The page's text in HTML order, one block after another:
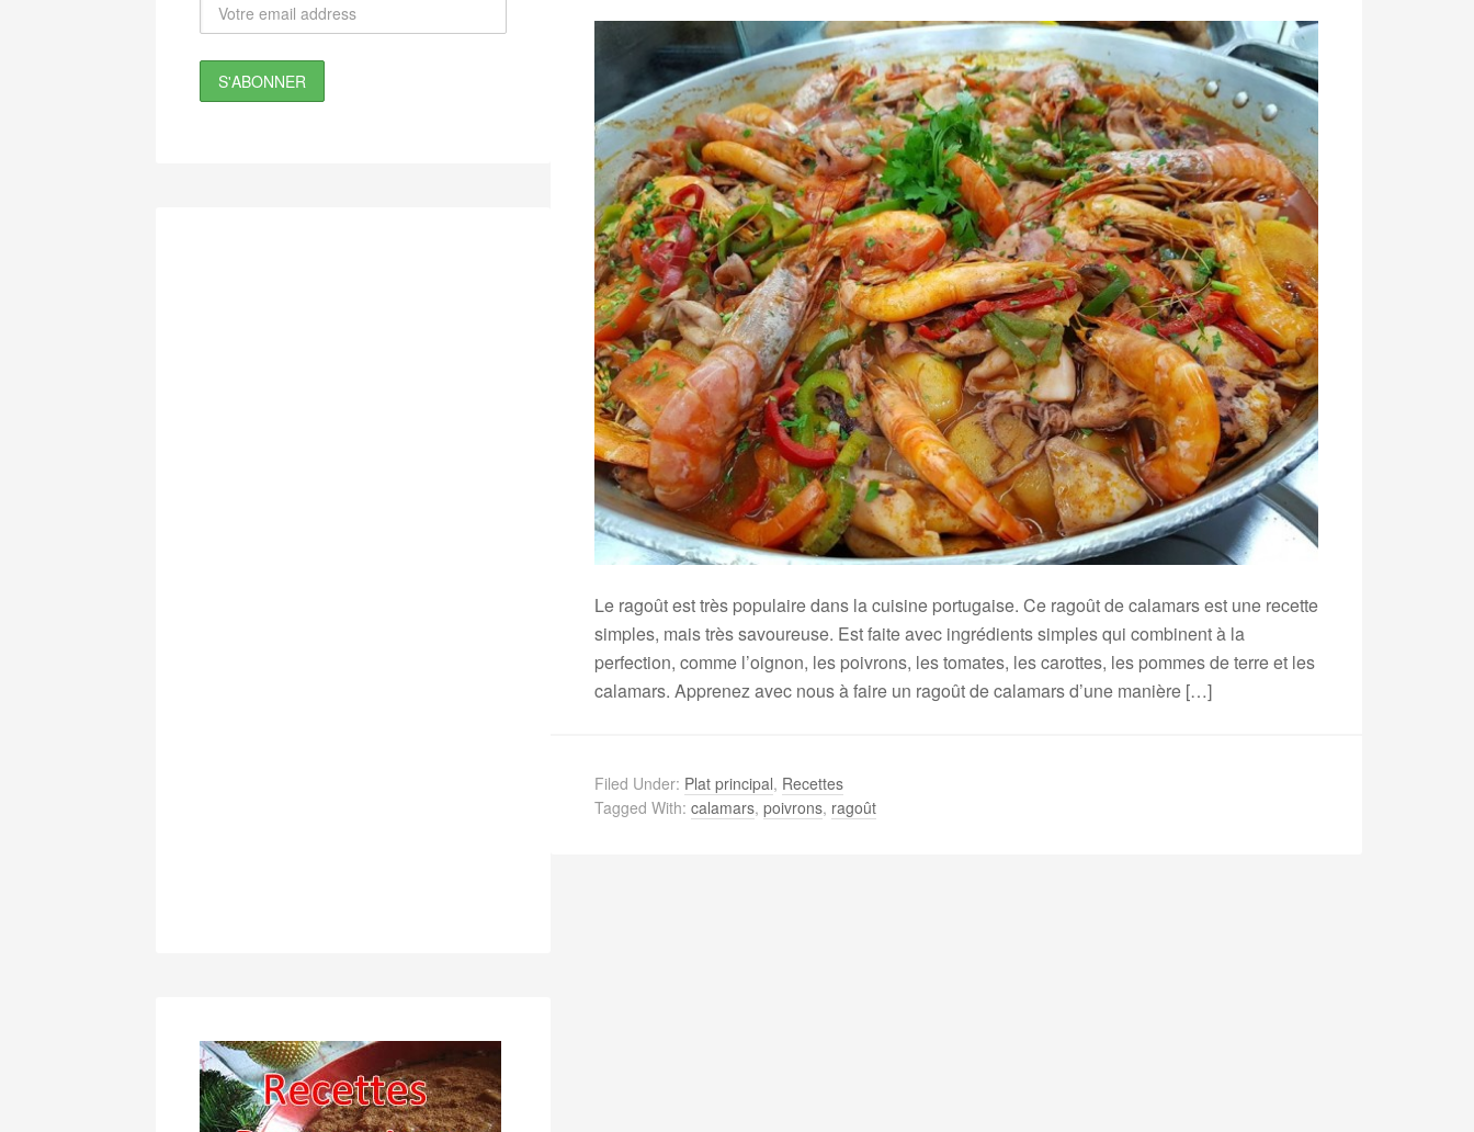
Le ragoût est très populaire dans la cuisine portugaise. Ce ragoût de calamars est une recette
simples, mais très savoureuse. Est faite avec ingrédients simples qui combinent à la
perfection, comme l’oignon, les poivrons, les tomates, les carottes, les pommes de terre et les
calamars. Apprenez avec nous à faire un ragoût de calamars d’une manière […]
Filed Under: Plat principal, Recettes
Tagged With: calamars, poivrons, ragoût